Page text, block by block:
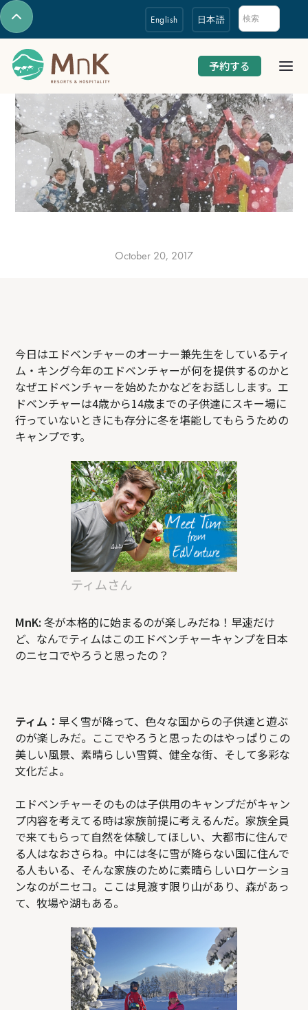
English 日本語
予約する
October 20, 2017
今日はエドベンチャーのオーナー兼先生をしているティ
ム・キング今年のエドベンチャーが何を提供するのかと
なぜエドベンチャーを始めたかなどをお話しします。エ
ドベンチャーは4歳から14歳までの子供達にスキー場に
行っていないときにも存分に冬を堪能してもらうための
キャンプです。
ティムさん
MnK: 冬が本格的に始まるのが楽しみだね！早速だけ
ど、なんでティムはこのエドベンチャーキャンプを日本
のニセコでやろうと思ったの？
ティム： 早く雪が降って、色々な国からの子供達と遊ぶ
のが楽しみだ。ここでやろうと思ったのはやっぱりこの
美しい風景、素晴らしい雪質、健全な街、そして多彩な
文化だよ。
エドベンチャーそのものは子供用のキャンプだがキャン
プ内容を考えてる時は家族前提に考えるんだ。家族全員
で来てもらって自然を体験してほしい、大都市に住んで
る人はなおさらね。中には冬に雪が降らない国に住んで
る人もいる、そんな家族のために素晴らしいロケーショ
ンなのがニセコ。ここは見渡す限り山があり、森があっ
て、牧場や湖もある。